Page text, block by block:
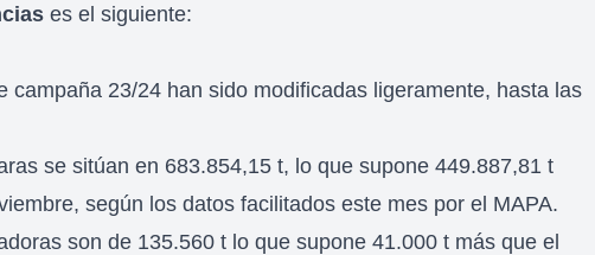
es el siguiente:
campaña 23/24 han sido modificadas ligeramente, hasta las
se sitúan en 683.854,15 t, lo que supone 449.887,81 t
según los datos facilitados este mes por el MAPA.
son de 135.560 t lo que supone 41.000 t más que el